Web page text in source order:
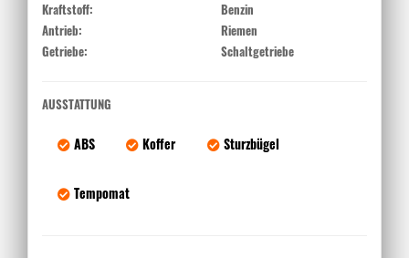
Kraftstoff:
Benzin
Antrieb:
Riemen
Getriebe:
Schaltgetriebe
AUSSTATTUNG
ABS Koffer Sturzbügel
Tempomat